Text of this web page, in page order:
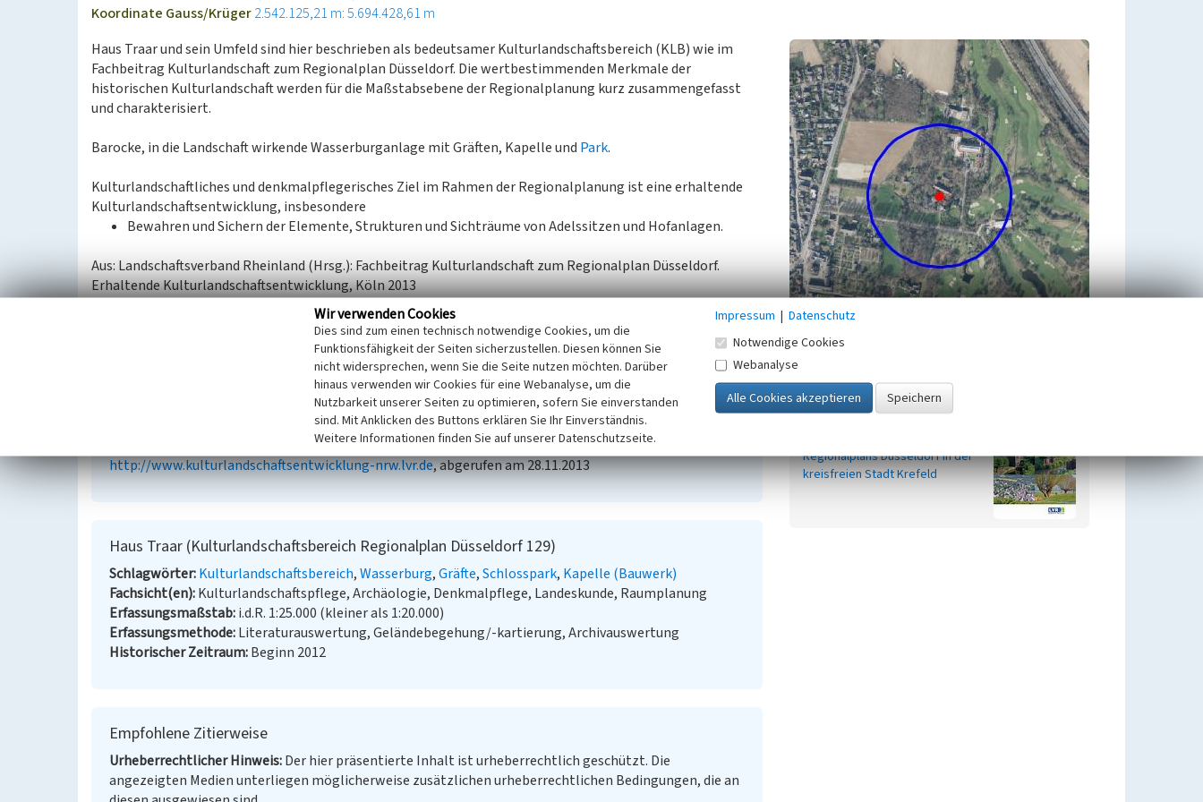
Koordinate Gauss/Krüger2.542.125,21 m: 5.694.428,61 m
Haus Traar und sein Umfeld sind hier beschrieben als bedeutsamer Kulturlandschaftsbereich (KLB) wie im
Fachbeitrag Kulturlandschaft zum Regionalplan Düsseldorf. Die wertbestimmenden Merkmale der
historischen Kulturlandschaft werden für die Maßstabsebene der Regionalplanung kurz zusammengefasst
und charakterisiert.
Barocke, in die Landschaft wirkende Wasserburganlage mit Gräften, Kapelle und Park.
Kulturlandschaftliches und denkmalpflegerisches Ziel im Rahmen der Regionalplanung ist eine erhaltende
Kulturlandschaftsentwicklung, insbesondere
Bewahren und Sichern der Elemente, Strukturen und Sichträume von Adelssitzen und Hofanlagen.
Aus: Landschaftsverband Rheinland (Hrsg.): Fachbeitrag Kulturlandschaft zum Regionalplan Düsseldorf.
Erhaltende Kulturlandschaftsentwicklung, Köln 2013
Fachbeitrag Kulturlandschaft zum Regionalplan Düsseldorf(Abgerufen: 27.03.2015)
Landschaftsverband Rheinland (Hrsg.) (2013) Fachbeitrag Kulturlandschaft zum Regionalplan
Düsseldorf. Erhaltende Kulturlandschaftsentwicklung. S. 135, Köln. Online verfügbar:
http://www.kulturlandschaftsentwicklung-nrw.lvr.de, abgerufen am 28.11.2013
Haus Traar (Kulturlandschaftsbereich Regionalplan Düsseldorf 129)
Schlagwörter Kulturlandschaftsbereich Wasserburg Gräfte Schlosspark Kapelle (Bauwerk)
Fachsicht(en) Kulturlandschaftspflege, Archäologie, Denkmalpflege, Landeskunde, Raumplanung
Erfassungsmaßstab i.d.R. 1:25.000 (kleiner als 1:20.000)
Erfassungsmethode Literaturauswertung, Geländebegehung/-kartierung, Archivauswertung
Historischer Zeitraum Beginn 2012
Empfohlene Zitierweise
Urheberrechtlicher Hinweis Der hier präsentierte Inhalt ist urheberrechtlich geschützt. Die
angezeigten Medien unterliegen möglicherweise zusätzlichen urheberrechtlichen Bedingungen, die an
Zugehörig zu
Regionalplans Düsseldorf in der
kreisfreien Stadt Krefeld
Wir verwenden Cookies
Dies sind zum einen technisch notwendige Cookies, um die
Funktionsfähigkeit der Seiten sicherzustellen. Diesen können Sie
nicht widersprechen, wenn Sie die Seite nutzen möchten. Darüber
hinaus verwenden wir Cookies für eine Webanalyse, um die
Nutzbarkeit unserer Seiten zu optimieren, sofern Sie einverstanden
sind. Mit Anklicken des Buttons erklären Sie Ihr Einverständnis.
Weitere Informationen finden Sie auf unserer Datenschutzseite.
Impressum | Datenschutz
Notwendige Cookies
Webanalyse